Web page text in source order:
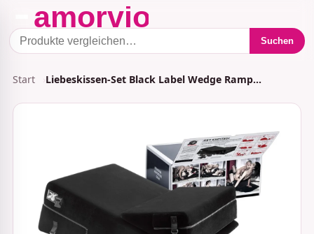
Suchen
Start Liebeskissen-Set Black Label Wedge Ramp…